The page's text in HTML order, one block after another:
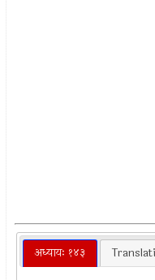
अध्यायः १४३